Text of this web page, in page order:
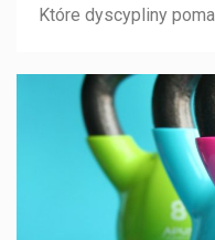
Które dyscypliny